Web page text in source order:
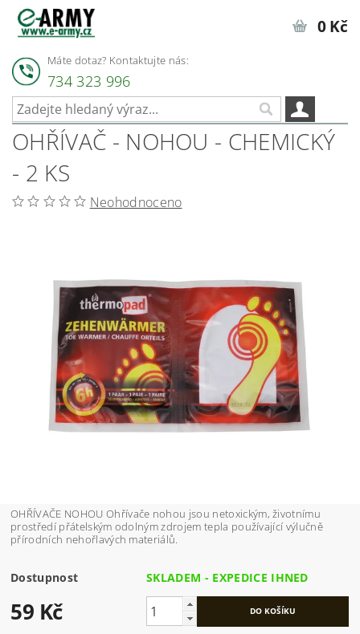
Máte dotaz? Kontaktujte nás:
734 323 996
0 Kč
OHŘÍVAČ - NOHOU - CHEMICKÝ
- 2 KS
Neohodnoceno
OHŘÍVAČE NOHOU Ohřívače nohou jsou netoxickým, životnímu
prostředí přátelským odolným zdrojem tepla používající výlučně
přírodních nehořlavých materiálů.
Dostupnost SKLADEM - EXPEDICE IHNED
59 Kč